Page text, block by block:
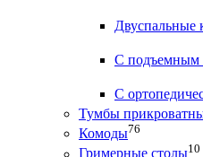
Двуспальные
С подъемным
С
Тумбы
Комоды76
Гримерные столы10